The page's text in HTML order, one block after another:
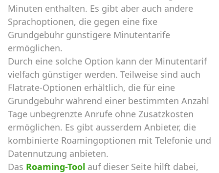
Minuten enthalten. Es gibt aber auch andere
Sprachoptionen, die gegen eine fixe
Grundgebühr günstigere Minutentarife
ermöglichen.
Durch eine solche Option kann der Minutentarif
vielfach günstiger werden. Teilweise sind auch
Flatrate-Optionen erhältlich, die für eine
Grundgebühr während einer bestimmten Anzahl
Tage unbegrenzte Anrufe ohne Zusatzkosten
ermöglichen. Es gibt ausserdem Anbieter, die
kombinierte Roamingoptionen mit Telefonie und
Datennutzung anbieten.
Das Roaming-Tool auf dieser Seite hilft dabei,